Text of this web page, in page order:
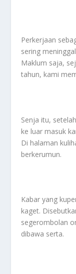
Perkerjaan
sering
Maklum saja,
tahun, kami
Senja itu,
ke luar masuk
Di halaman
berkerumun.
Kabar yang
kaget.
segerombolan
dibawa serta.